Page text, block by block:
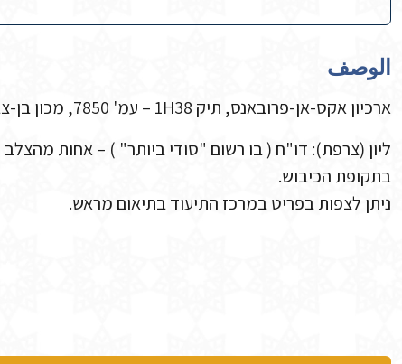
الوصف
ארכיון אקס-אן-פרובאנס, תיק 1H38 – עמ' 7850, מכון בן-צבי.
ליון (צרפת): דו"ח ( בו רשום "סודי ביותר" ) – אחות
בתקופת הכיבוש.
ניתן לצפות בפריט במרכז התיעוד בתיאום מראש.